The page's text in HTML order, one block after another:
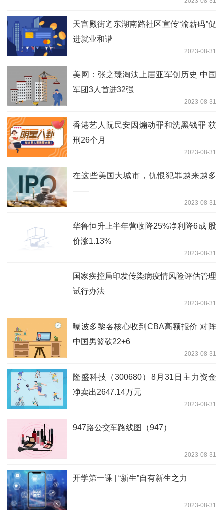
天宫殿街道东湖南路社区宣传“渝薪码”促
进就业和谐
2023-08-31
美网：张之臻淘汰上届亚军创历史 中国
军团3人首进32强
2023-08-31
香港艺人阮民安因煽动罪和洗黑钱罪 获
刑26个月
2023-08-31
在这些美国大城市，仇恨犯罪越来越多
——
2023-08-31
华鲁恒升上半年营收降25%净利降6成 股
价涨1.13%
2023-08-31
国家疾控局印发传染病疫情风险评估管理
试行办法
2023-08-31
曝波多黎各核心收到CBA高额报价 对阵
中国男篮砍22+6
2023-08-31
隆盛科技（300680）8月31日主力资金
净卖出2647.14万元
2023-08-31
947路公交车路线图（947）
2023-08-31
开学第一课 | “新生”自有新生之力
2023-08-31